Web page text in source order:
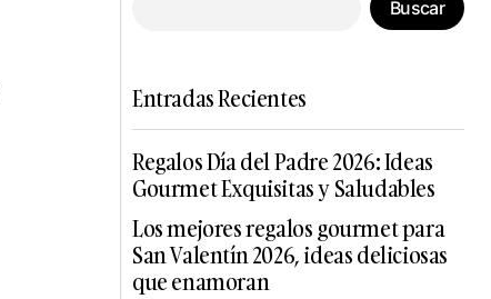
Buscar
Entradas Recientes
Regalos Día del Padre 2026: Ideas
Gourmet Exquisitas y Saludables
Los mejores regalos gourmet para
San Valentín 2026, ideas deliciosas
que enamoran